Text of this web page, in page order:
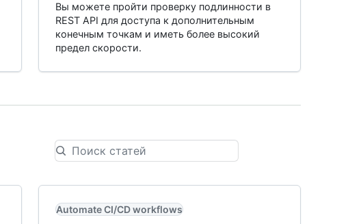
Вы можете пройти проверку подлинности в
REST API для доступа к дополнительным
конечным точкам и иметь более высокий
предел скорости.
Automate CI/CD workflows